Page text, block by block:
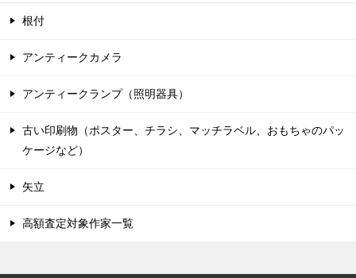
根付
アンティークカメラ
アンティークランプ（照明器具）
古い印刷物（ポスター、チラシ、マッチラベル、おもちゃのパッ
ケージなど）
矢立
高額査定対象作家一覧